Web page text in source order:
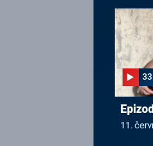
11.